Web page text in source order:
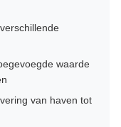
waarde
van haven tot